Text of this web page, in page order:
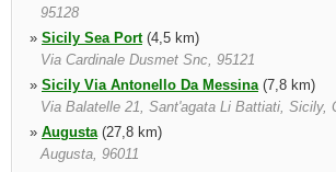
95128
» Sicily Sea Port(4,5 km)
Via Cardinale Dusmet Snc, 95121
» Sicily Via Antonello Da Messina(7,8 km)
Via Balatelle 21, Sant'agata Li Battiati, Sicily,
» Augusta(27,8 km)
Augusta, 96011